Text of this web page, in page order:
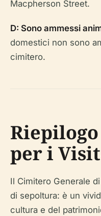
Macpherson Street.
D: Sono ammessi
domestici non sono
cimitero.
per i
Il Cimitero Generale
di sepoltura: è un
cultura e del